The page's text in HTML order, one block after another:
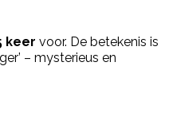
keer voor. De betekenis is
– mysterieus en